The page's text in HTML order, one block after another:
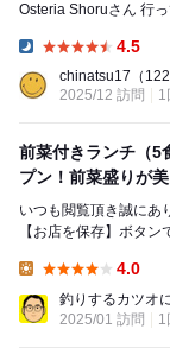
Osteria Shoruさん 行ってきました！ ジビエが得意なイタリアン 先に言い
4.5
chinatsu17 （122
2025/12 訪問
1
前菜付きランチ（
プン！前菜盛りが
いつも閲覧頂き誠にありがとう
【お店を保存】ボタ
4.0
釣りするカツオ
2025/01 訪問
1